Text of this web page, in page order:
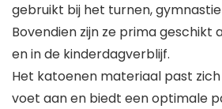
gebruikt bij het turnen,
Bovendien zijn ze prima geschikt
en in de kinderdagverblijf.
Het katoenen materiaal past
voet aan en biedt een optimale